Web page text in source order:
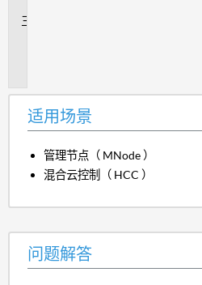
适用场景
管理节点（ MNode ）
混合云控制（ HCC ）
问题解答